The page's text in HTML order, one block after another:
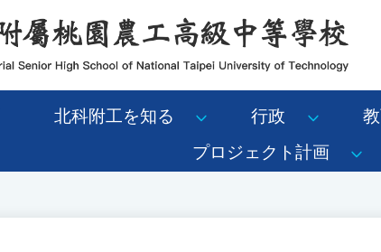
北科附工を知る 行政
プロジェクト計画